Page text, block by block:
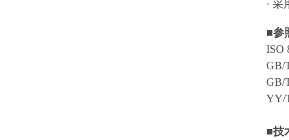
· 采
■参
ISO
GB/
GB/
YY/
■技